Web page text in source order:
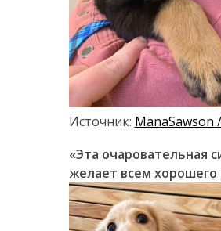
Источник: ManaSawson
«Эта очаровательная
желает всем хорошего